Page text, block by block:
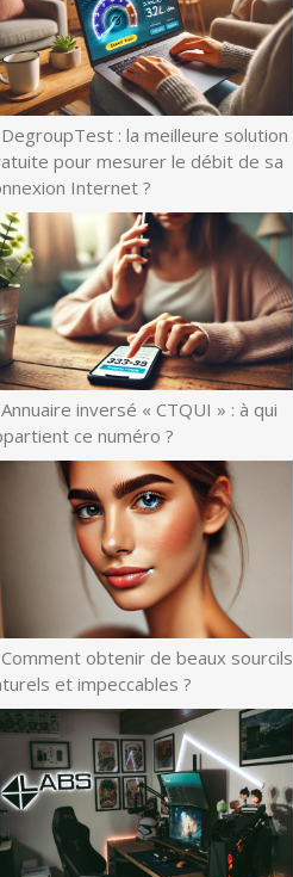
DegroupTest : la meilleure solution
pour mesurer le débit de sa
Internet ?
Annuaire inversé « CTQUI » : à qui
ce numéro ?
Comment obtenir de beaux sourcils
et impeccables ?